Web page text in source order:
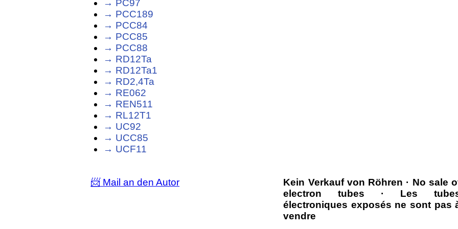
→ PC97
→ PCC189
→ PCC84
→ PCC85
→ PCC88
→ RD12Ta
→ RD12Ta1
→ RD2,4Ta
→ RE062
→ REN511
→ RL12T1
→ UC92
→ UCC85
→ UCF11
📨 Mail an den Autor
Kein Verkauf von Röhren · No sale
electron tubes · Les
électroniques exposés ne sont pas
vendre